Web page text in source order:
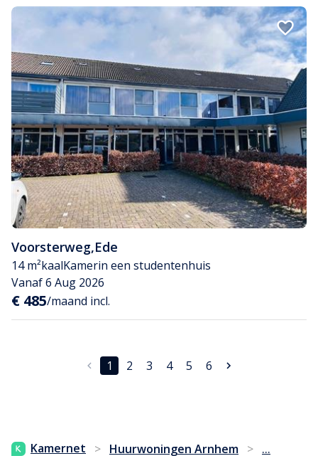
Voorsterweg,Ede
14 m²kaalKamerin een studentenhuis
Vanaf 6 Aug 2026
€ 485/maand incl.
1 2 3 4 5 6
Kamernet > Huurwoningen Arnhem > ...